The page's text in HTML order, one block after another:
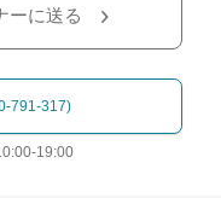
ーに送る
791-317)
19:00